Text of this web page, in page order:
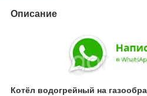
Описание
Котёл водогрейный на